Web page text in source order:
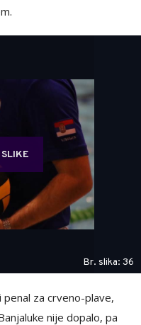
Br. slika: 36
za crveno-plave,
nije dopalo, pa